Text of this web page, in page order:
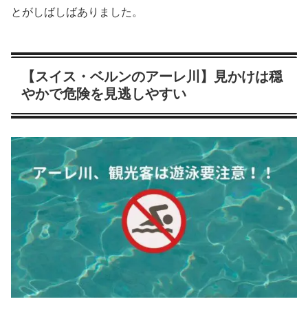
とがしばしばありました。
【スイス・ベルンのアーレ川】見かけは穏
やかで危険を見逃しやすい